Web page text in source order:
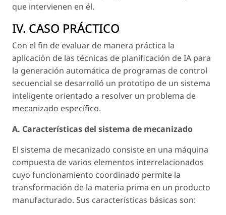
que intervienen en él.
IV. CASO PRÁCTICO
Con el fin de evaluar de manera práctica la
aplicación de las técnicas de planificación de IA para
la generación automática de programas de control
secuencial se desarrolló un prototipo de un sistema
inteligente orientado a resolver un problema de
mecanizado específico.
A. Características del sistema de mecanizado
El sistema de mecanizado consiste en una máquina
compuesta de varios elementos interrelacionados
cuyo funcionamiento coordinado permite la
transformación de la materia prima en un producto
manufacturado. Sus características básicas son: